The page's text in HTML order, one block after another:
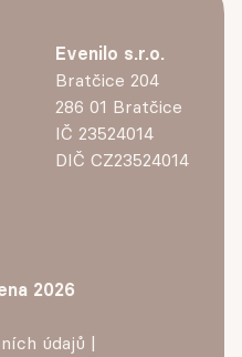
2026
údajů |
Evenilo s.r.o.
Bratčice 204
286 01 Bratčice
IČ 23524014
DIČ CZ23524014